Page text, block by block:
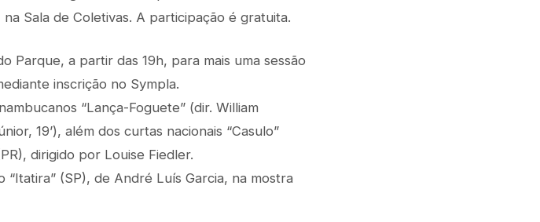
Sala de Coletivas. A participação é gratuita.
Parque, a partir das 19h, para mais uma sessão
inscrição no Sympla.
“Lança-Foguete” (dir. William
19’), além dos curtas nacionais “Casulo”
dirigido por Louise Fiedler.
(SP), de André Luís Garcia, na mostra